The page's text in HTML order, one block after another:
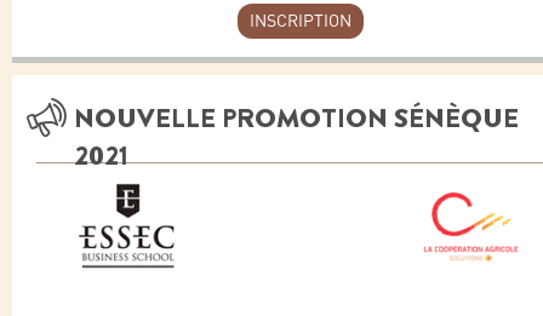
INSCRIPTION
NOUVELLE PROMOTION SÉNÈQUE
2021